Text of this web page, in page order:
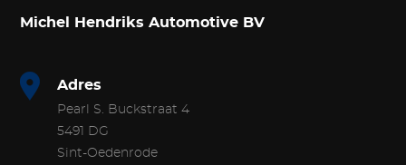
Michel Hendriks Automotive BV
Adres
Pearl S. Buckstraat 4
5491 DG
Sint-Oedenrode